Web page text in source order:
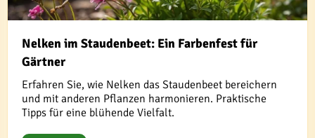
Nelken im Staudenbeet: Ein Farbenfest für
Gärtner
Erfahren Sie, wie Nelken das Staudenbeet bereichern
und mit anderen Pflanzen harmonieren. Praktische
Tipps für eine blühende Vielfalt.